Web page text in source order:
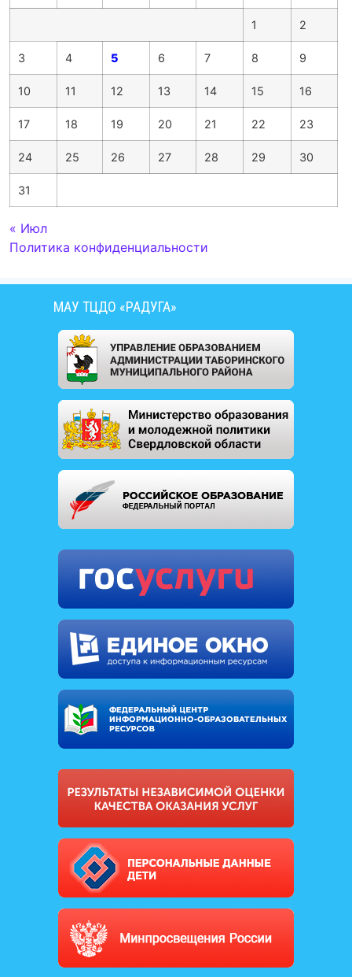
1 2
3 4 5 6 7 8 9
10 11 12 13 14 15 16
17 18 19 20 21 22 23
24 25 26 27 28 29 30
31
« Июл
Политика конфиденциальности
МАУ ТЦДО «РАДУГА»